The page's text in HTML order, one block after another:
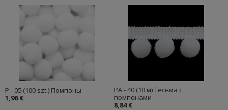
P - 05 (100 szt.) Помпоны
1,96 €
PA - 40 (10 м) Тесьма с
помпонами
8,84 €